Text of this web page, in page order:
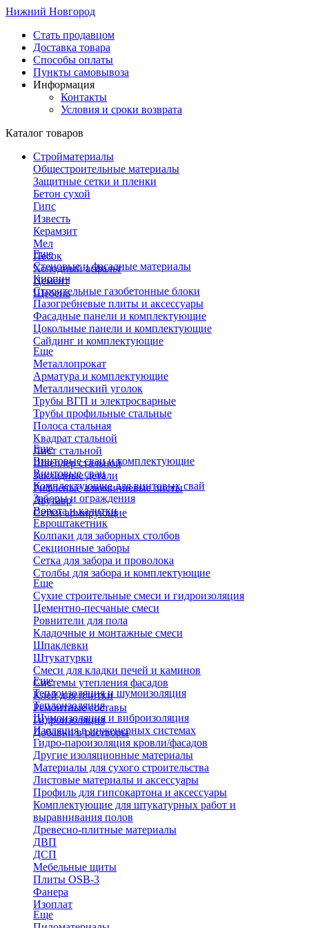
Нижний Новгород
Стать продавцом
Доставка товара
Способы оплаты
Пункты самовывоза
Информация
Контакты
Условия и сроки возврата
Каталог товаров
Стройматериалы
Общестроительные материалы
Защитные сетки и пленки
Бетон сухой
Гипс
Известь
Керамзит
Мел
Песок
Холодный асфальт
Цемент
Щебень
Еще
Стеновые и фасадные материалы
Кирпич
Строительные газобетонные блоки
Пазогребневые плиты и аксессуары
Фасадные панели и комплектующие
Цокольные панели и комплектующие
Сайдинг и комплектующие
Еще
Металлопрокат
Арматура и комплектующие
Металлический уголок
Трубы ВГП и электросварные
Трубы профильные стальные
Полоса стальная
Квадрат стальной
Лист стальной
Швеллер стальной
Закладные детали
Рифленые алюминиевые листы
Двутавр
Сетки армирующие
Еще
Винтовые сваи и комплектующие
Винтовые сваи
Комплектующие для винтовых свай
Заборы и ограждения
Ворота и калитки
Евроштакетник
Колпаки для заборных столбов
Секционные заборы
Сетка для забора и проволока
Столбы для забора и комплектующие
Еще
Сухие строительные смеси и гидроизоляция
Цементно-песчаные смеси
Ровнители для пола
Кладочные и монтажные смеси
Шпаклевки
Штукатурки
Смеси для кладки печей и каминов
Системы утепления фасадов
Клей для плитки
Ремонтные составы
Гидроизоляция
Добавки в растворы
Еще
Теплоизоляция и шумоизоляция
Теплоизоляция
Шумоизоляция и виброизоляция
Изоляция в инженерных системах
Гидро-пароизоляция кровли/фасадов
Другие изоляционные материалы
Материалы для сухого строительства
Листовые материалы и аксессуары
Профиль для гипсокартона и аксессуары
Комплектующие для штукатурных работ и
выравнивания полов
Древесно-плитные материалы
ДВП
ДСП
Мебельные щиты
Плиты OSB-3
Фанера
Изоплат
Еще